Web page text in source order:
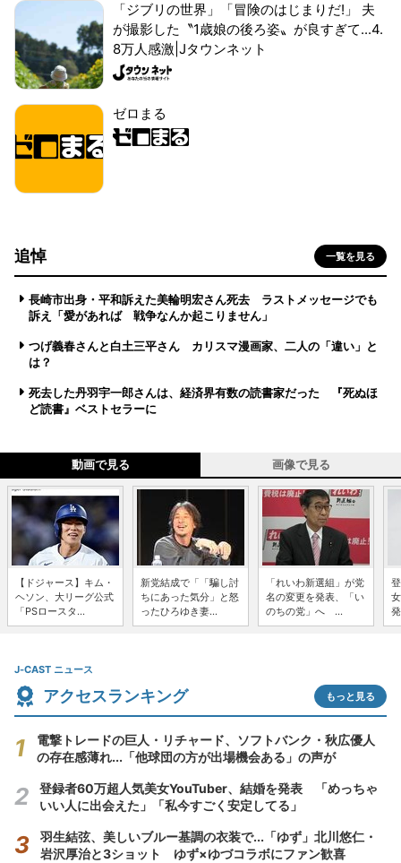
「ジブリの世界」「冒険のはじまりだ!」 夫
が撮影した〝1歳娘の後ろ姿〟が良すぎて...4.
8万人感激|Jタウンネット
ゼロまる
追悼 一覧を見る
長崎市出身・平和訴えた美輪明宏さん死去 ラストメッセージでも
訴え「愛があれば 戦争なんか起こりません」
つげ義春さんと白土三平さん カリスマ漫画家、二人の「違い」と
は？
死去した丹羽宇一郎さんは、経済界有数の読書家だった 『死ぬほ
ど読書』ベストセラーに
動画で見る 画像で見る
【ドジャース】キム・
ヘソン、大リーグ公式
「PSロースタ...
新党結成で「「騙し討
ちにあった気分」と怒
ったひろゆき妻...
「れいわ新選組」が党
名の変更を発表、「い
のちの党」へ ...
J-CAST ニュース
アクセスランキング もっと見る
電撃トレードの巨人・リチャード、ソフトバンク・秋広優人
の存在感薄れ...「他球団の方が出場機会ある」の声が
登録者60万超人気美女YouTuber、結婚を発表 「めっちゃ
いい人に出会えた」「私今すごく安定してる」
羽生結弦、美しいブルー基調の衣装で...「ゆず」北川悠仁・
岩沢厚治と3ショット ゆず×ゆづコラボにファン歓喜